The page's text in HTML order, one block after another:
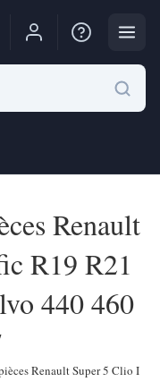
Renault
R19 R21
440 460
Renault Super 5 Clio I